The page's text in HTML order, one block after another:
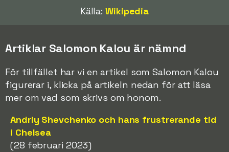
Källa:Wikipedia
Artiklar Salomon Kalou är nämnd
För tillfället har vi en artikel som Salomon Kalou
figurerar i, klicka på artikeln nedan för att läsa
mer om vad som skrivs om honom.
Andriy Shevchenko och hans frustrerande tid
i Chelsea
(28 februari 2023)